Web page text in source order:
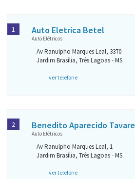
Auto Eletrica Betel
Auto Elétricos
Av Ranulpho Marques Leal, 3370
Jardim Brasília, Três Lagoas - MS
ver telefone
1
Benedito Aparecido
Auto Elétricos
Av Ranulpho Marques Leal, 1
Jardim Brasília, Três Lagoas - MS
ver telefone
2